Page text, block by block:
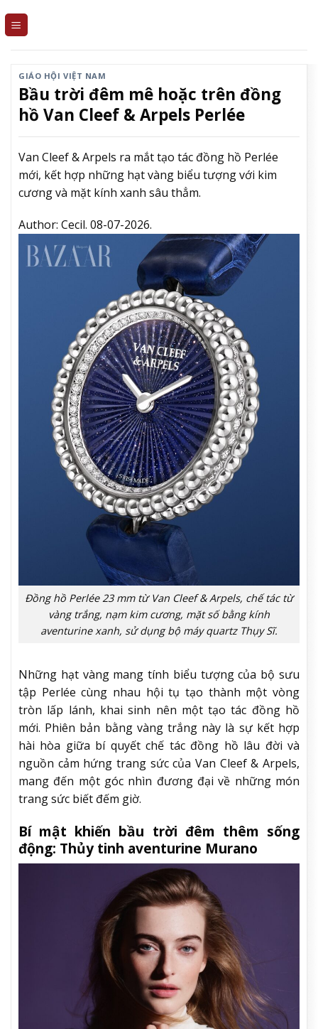
GIÁO HỘI VIỆT NAM
Bầu trời đêm mê hoặc trên đồng
hồ Van Cleef & Arpels Perlée
Van Cleef & Arpels ra mắt tạo tác đồng hồ Perlée
mới, kết hợp những hạt vàng biểu tượng với kim
cương và mặt kính xanh sâu thẳm.
Author: Cecil. 08-07-2026.
Đồng hồ Perlée 23 mm từ Van Cleef & Arpels, chế tác từ
vàng trắng, nạm kim cương, mặt số bằng kính
aventurine xanh, sử dụng bộ máy quartz Thụy Sĩ.
Những hạt vàng mang tính biểu tượng của bộ sưu
tập Perlée cùng nhau hội tụ tạo thành một vòng
tròn lấp lánh, khai sinh nên một tạo tác đồng hồ
mới. Phiên bản bằng vàng trắng này là sự kết hợp
hài hòa giữa bí quyết chế tác đồng hồ lâu đời và
nguồn cảm hứng trang sức của Van Cleef & Arpels,
mang đến một góc nhìn đương đại về những món
trang sức biết đếm giờ.
Bí mật khiến bầu trời đêm thêm sống
động: Thủy tinh aventurine Murano